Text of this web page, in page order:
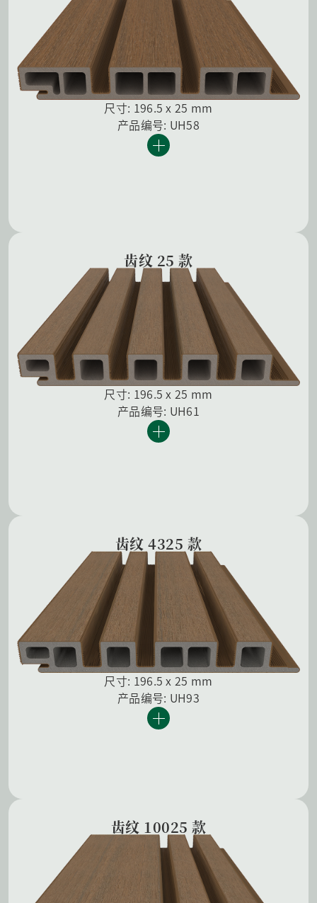
尺寸: 196.5 x 25 mm
产品编号: UH58
齿纹 25 款
尺寸: 196.5 x 25 mm
产品编号: UH61
齿纹 4325 款
尺寸: 196.5 x 25 mm
产品编号: UH93
齿纹 10025 款